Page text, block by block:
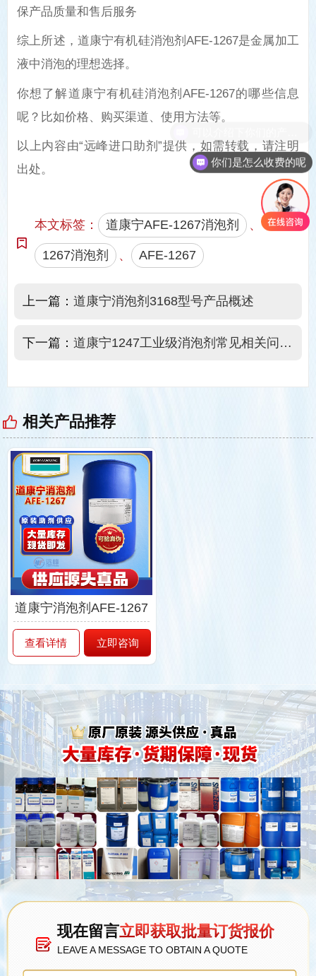
保产品质量和售后服务‌
综上所述，道康宁有机硅消泡剂AFE-1267是金属加工
液中消泡的理想选择。
你想了解道康宁有机硅消泡剂AFE-1267的哪些信息
呢？比如价格、购买渠道、使用方法等。
以上内容由“远峰进口助剂”提供，如需转载，请注明
出处。
本文标签： 道康宁AFE-1267消泡剂 、
1267消泡剂 、 AFE-1267
上一篇：道康宁消泡剂3168型号产品概述
下一篇： 道康宁1247工业级消泡剂常见相关问题解答
相关产品推荐
道康宁消泡剂AFE-1267
查看详情 立即咨询
现在留言立即获取批量订货报价
LEAVE A MESSAGE TO OBTAIN A QUOTE
你们是怎么收费的呢